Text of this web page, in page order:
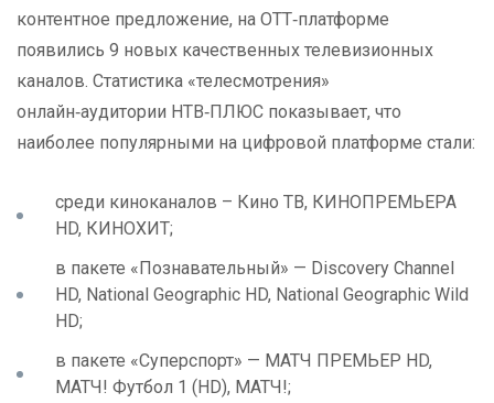
контентное предложение, на ОТТ‑платформе
появились 9 новых качественных телевизионных
каналов. Статистика «телесмотрения»
онлайн‑аудитории НТВ‑ПЛЮС показывает, что
наиболее популярными на цифровой платформе стали:
среди киноканалов – Кино ТВ, КИНОПРЕМЬЕРА
HD, КИНОХИТ;
в пакете «Познавательный» — Discovery Channel
HD, National Geographic HD, National Geographic Wild
HD;
в пакете «Суперспорт» — МАТЧ ПРЕМЬЕР HD,
МАТЧ! Футбол 1 (HD), МАТЧ!;